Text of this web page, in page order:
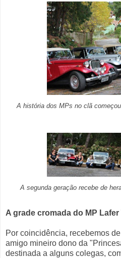
A história dos MPs no clã
A segunda geração recebe de
A grade cromada do MP Lafer
Por coincidência, recebemos de
amigo mineiro dono da
destinada a alguns colegas,